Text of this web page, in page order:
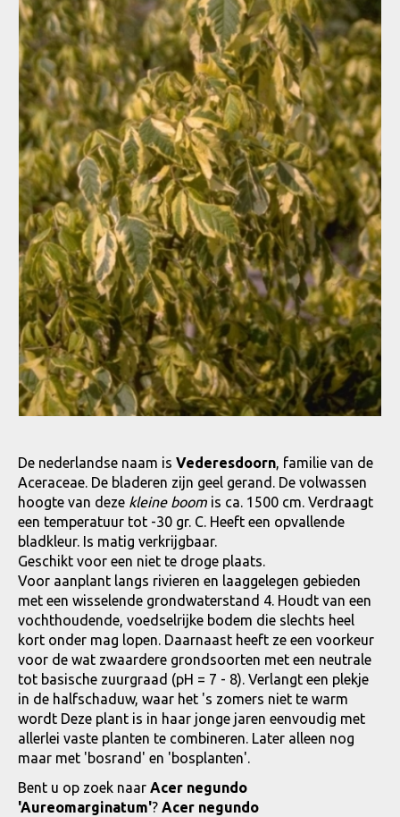
De nederlandse naam is Vederesdoorn, familie van de
Aceraceae. De bladeren zijn geel gerand. De volwassen
hoogte van deze kleine boom is ca. 1500 cm. Verdraagt
een temperatuur tot -30 gr. C. Heeft een opvallende
bladkleur. Is matig verkrijgbaar.
Geschikt voor een niet te droge plaats.
Voor aanplant langs rivieren en laaggelegen gebieden
met een wisselende grondwaterstand 4. Houdt van een
vochthoudende, voedselrijke bodem die slechts heel
kort onder mag lopen. Daarnaast heeft ze een voorkeur
voor de wat zwaardere grondsoorten met een neutrale
tot basische zuurgraad (pH = 7 - 8). Verlangt een plekje
in de halfschaduw, waar het 's zomers niet te warm
wordt Deze plant is in haar jonge jaren eenvoudig met
allerlei vaste planten te combineren. Later alleen nog
maar met 'bosrand' en 'bosplanten'.
Bent u op zoek naar Acer negundo
'Aureomarginatum'? Acer negundo